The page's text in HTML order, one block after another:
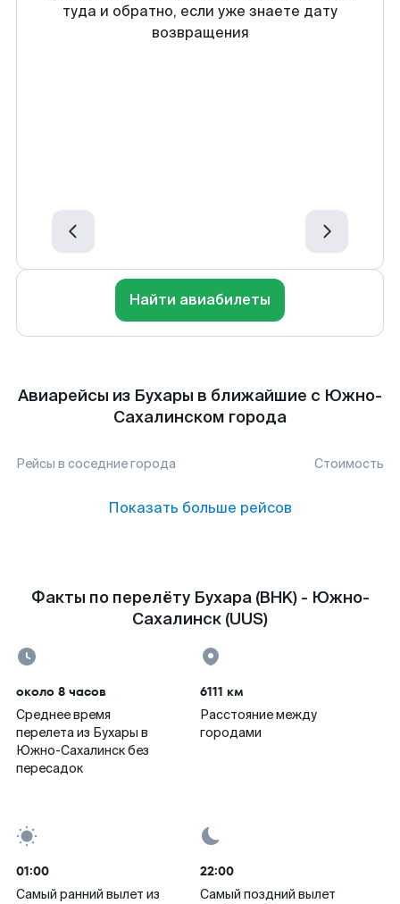
туда и обратно, если уже знаете дату
возвращения
Найти авиабилеты
Авиарейсы из Бухары в ближайшие с Южно-
Сахалинском города
Рейсы в соседние города Стоимость
Показать больше рейсов
Факты по перелёту Бухара (BHK) - Южно-
Сахалинск (UUS)
около 8 часов
Среднее время
перелета из Бухары в
Южно-Сахалинск без
пересадок
6111 км
Расстояние между
городами
01:00
Самый ранний вылет из
22:00
Самый поздний вылет